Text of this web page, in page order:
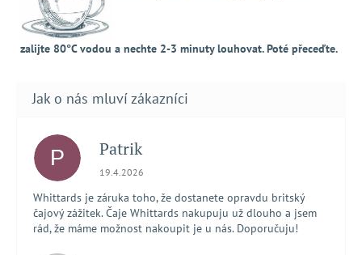
zalijte 80°C vodou a nechte 2-3 minuty louhovat. Poté přeceďte.
P Patrik
Hodnocení obchodu je 5 z 5 hvězdiček.
19.4.2026
Whittards je záruka toho, že dostanete opravdu britský
čajový zážitek. Čaje Whittards nakupuju už dlouho a jsem
rád, že máme možnost nakoupit je u nás. Doporučuju!